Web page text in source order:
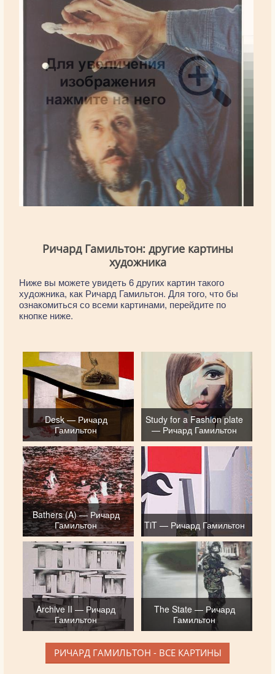
Ричард Гамильтон: другие картины
художника
Ниже вы можете увидеть 6 других картин такого
художника, как Ричард Гамильтон. Для того, что бы
ознакомиться со всеми картинами, перейдите по
кнопке ниже.
Desk — Ричард
Гамильтон
Study for a Fashion plate
— Ричард Гамильтон
Bathers (A) — Ричард
Гамильтон
TiT — Ричард Гамильтон
Archive II — Ричард
Гамильтон
The State — Ричард
Гамильтон
РИЧАРД ГАМИЛЬТОН - ВСЕ КАРТИНЫ